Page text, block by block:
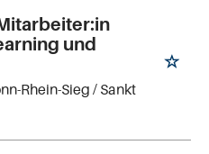
und
Rhein-Sieg / Sankt